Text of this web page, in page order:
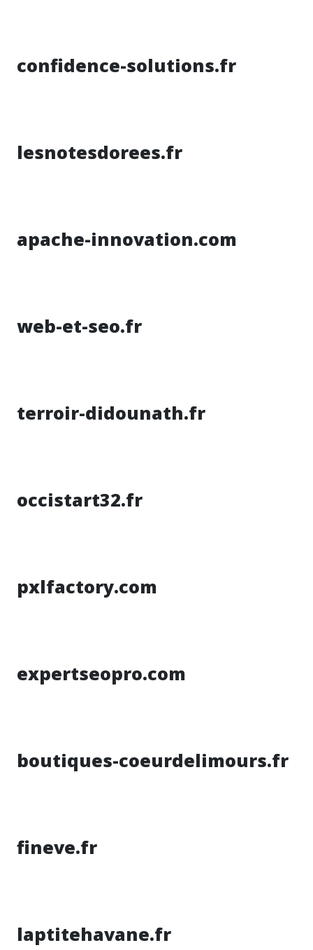
confidence-solutions.fr
lesnotesdorees.fr
apache-innovation.com
web-et-seo.fr
terroir-didounath.fr
occistart32.fr
pxlfactory.com
expertseopro.com
boutiques-coeurdelimours.fr
fineve.fr
laptitehavane.fr